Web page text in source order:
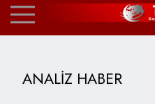
ANALİZ HABER